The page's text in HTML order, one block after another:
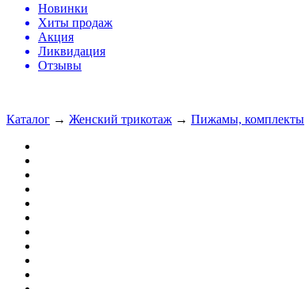
Новинки
Хиты продаж
Акция
Ликвидация
Отзывы
Каталог → Женский трикотаж → Пижамы, комплекты